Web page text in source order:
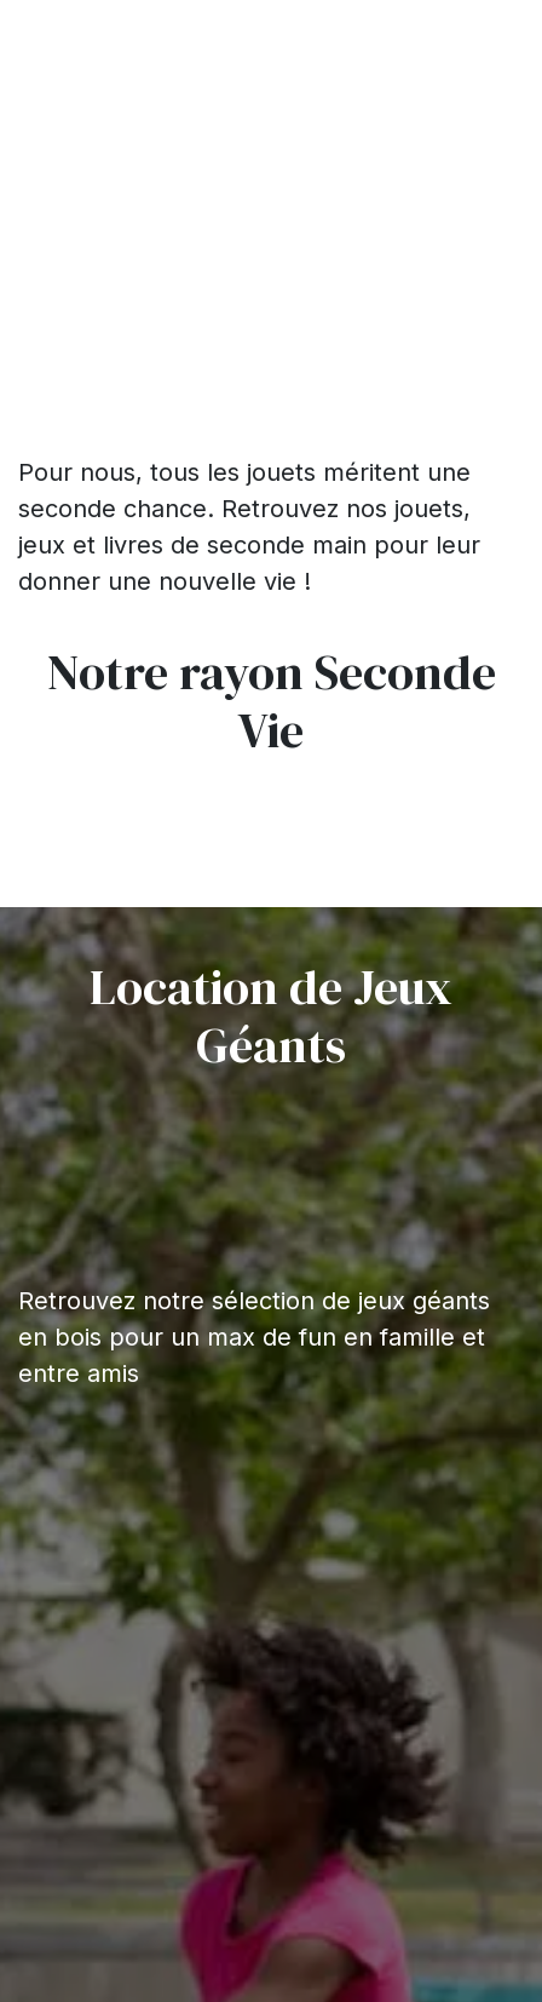
Pour nous, tous les jouets méritent une
seconde chance. Retrouvez nos jouets,
jeux et livres de seconde main pour leur
donner une nouvelle vie !
Notre rayon Seconde
Vie
Location de Jeux
Géants
Retrouvez notre sélection de jeux géants
en bois pour un max de fun en famille et
entre amis